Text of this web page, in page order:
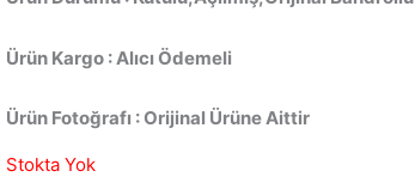
Ürün Kargo : Alıcı Ödemeli
Ürün Fotoğrafı : Orijinal Ürüne Aittir
Stokta Yok